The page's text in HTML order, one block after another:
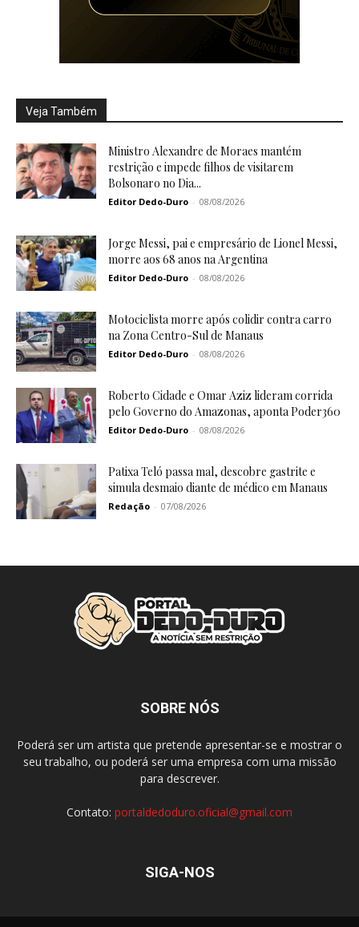
Veja Também
Ministro Alexandre de Moraes mantém
restrição e impede filhos de visitarem
Bolsonaro no Dia...
Editor Dedo-Duro - 08/08/2026
Jorge Messi, pai e empresário de Lionel Messi,
morre aos 68 anos na Argentina
Editor Dedo-Duro - 08/08/2026
Motociclista morre após colidir contra carro
na Zona Centro-Sul de Manaus
Editor Dedo-Duro - 08/08/2026
Roberto Cidade e Omar Aziz lideram corrida
pelo Governo do Amazonas, aponta Poder360
Editor Dedo-Duro - 08/08/2026
Patixa Teló passa mal, descobre gastrite e
simula desmaio diante de médico em Manaus
Redação - 07/08/2026
SOBRE NÓS
Poderá ser um artista que pretende apresentar-se e mostrar o
seu trabalho, ou poderá ser uma empresa com uma missão
para descrever.
Contato: portaldedoduro.oficial@gmail.com
SIGA-NOS